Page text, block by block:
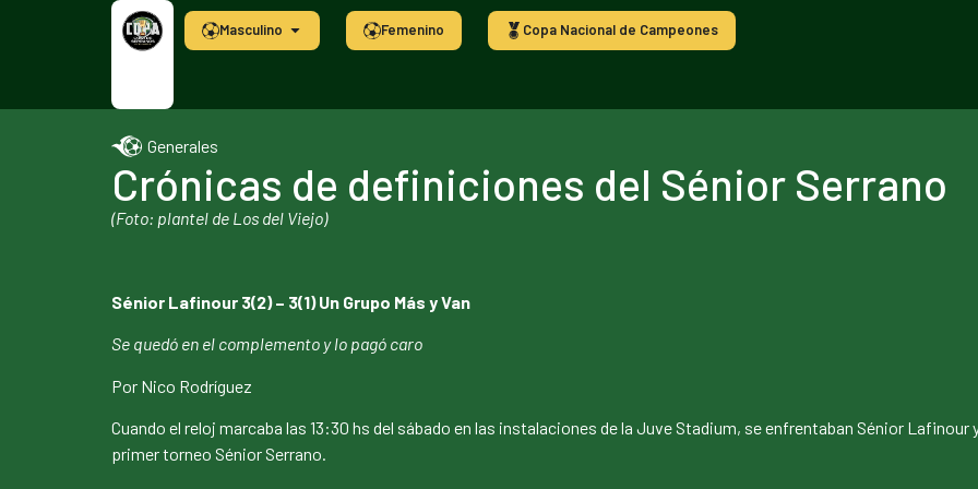
Masculino Femenino Copa Nacional de Campeones
Generales
Crónicas de definiciones del Sénior Serrano
(Foto: plantel de Los del Viejo)
Sénior Lafinour 3(2) – 3(1) Un Grupo Más y Van
Se quedó en el complemento y lo pagó caro
Por Nico Rodríguez
Cuando el reloj marcaba las 13:30 hs del sábado en las instalaciones de la Juve Stadium, se enfrentaban Sénior Lafinour
primer torneo Sénior Serrano.